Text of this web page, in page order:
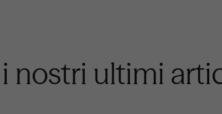
nostri ultimi